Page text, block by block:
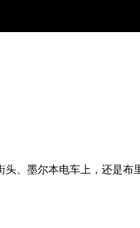
、墨尔本电车上，还是布